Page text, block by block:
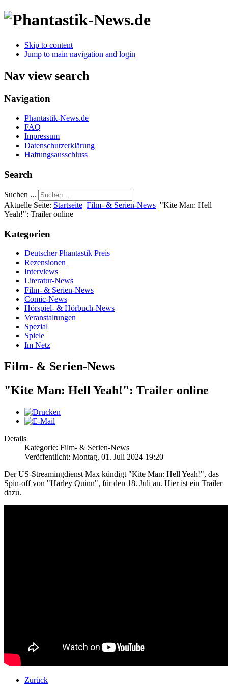
Skip to content
Jump to main navigation and login
Nav view search
Navigation
Phantastik-News.de
FAQ
Impressum
Datenschutzerklärung
Haftungsausschluss
Search
Suchen ...
Aktuelle Seite: Startseite Film- & Serien-News "Kite Man: Hell
Yeah!": Trailer online
Kategorien
Deutscher Phantastik Preis
Rezensionen
Interviews
Literatur-News
Film- & Serien-News
Comic-News
Hörspiel- & Hörbuch-News
Veranstaltungen
Spezial
Spiele
Im Netz
Film- & Serien-News
"Kite Man: Hell Yeah!": Trailer online
Details
Kategorie: Film- & Serien-News
Veröffentlicht: Montag, 01. Juli 2024 19:20
Der US-Streamingdienst Max kündigt "Kite Man: Hell Yeah!", das
Spin-off von "Harley Quinn", für den 18. Juli an. Hier ist ein Trailer
dazu.
Zurück